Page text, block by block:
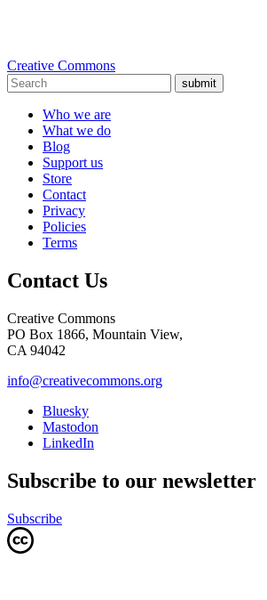
Creative Commons
submit
Who we are
What we do
Blog
Support us
Store
Contact
Privacy
Policies
Terms
Contact Us
Creative Commons
PO Box 1866, Mountain View,
CA 94042
info@creativecommons.org
Bluesky
Mastodon
LinkedIn
Subscribe to our newsletter
Subscribe